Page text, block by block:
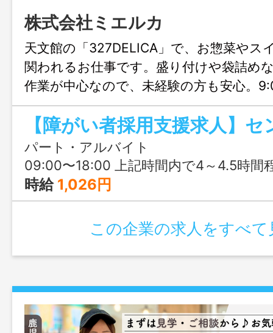
株式会社ミエルカ
天文館の「327DELICA」で、お惣菜やス
関われるお仕事です。盛り付けや袋詰め
作業が中心なので、未経験の方も安心。
で4時間から勤務OKで、自分のペースを
しずつ仕事に慣れていけます。就労支援
です。
パート・アルバイト
09:00〜18:00 上記時間内で4～4.5時間
時給 1,026円
この企業の求人をすべて